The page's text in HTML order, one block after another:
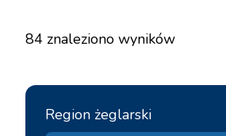
84 znaleziono wyników
Region żeglarski